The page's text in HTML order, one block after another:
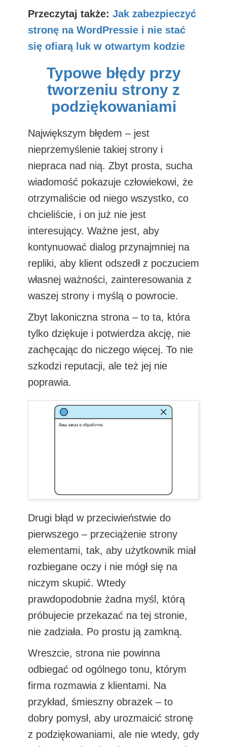
Przeczytaj także: Jak zabezpieczyć
stronę na WordPressie i nie stać
się ofiarą luk w otwartym kodzie
Typowe błędy przy
tworzeniu strony z
podziękowaniami
Największym błędem – jest
nieprzemyślenie takiej strony i
niepraca nad nią. Zbyt prosta, sucha
wiadomość pokazuje człowiekowi, że
otrzymaliście od niego wszystko, co
chcieliście, i on już nie jest
interesujący. Ważne jest, aby
kontynuować dialog przynajmniej na
repliki, aby klient odszedł z poczuciem
własnej ważności, zainteresowania z
waszej strony i myślą o powrocie.
Zbyt lakoniczna strona – to ta, która
tylko dziękuje i potwierdza akcję, nie
zachęcając do niczego więcej. To nie
szkodzi reputacji, ale też jej nie
poprawia.
Drugi błąd w przeciwieństwie do
pierwszego – przeciążenie strony
elementami, tak, aby użytkownik miał
rozbiegane oczy i nie mógł się na
niczym skupić. Wtedy
prawdopodobnie żadna myśl, którą
próbujecie przekazać na tej stronie,
nie zadziała. Po prostu ją zamkną.
Wreszcie, strona nie powinna
odbiegać od ogólnego tonu, którym
firma rozmawia z klientami. Na
przykład, śmieszny obrazek – to
dobry pomysł, aby urozmaicić stronę
z podziękowaniami, ale nie wtedy, gdy